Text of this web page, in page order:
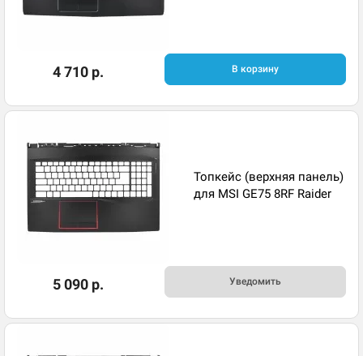
4 710 р. В корзину
Топкейс (верхняя панель)
для MSI GE75 8RF Raider
5 090 р. Уведомить